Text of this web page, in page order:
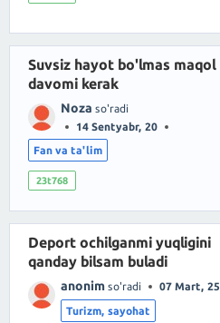
Suvsiz hayot bo'lmas maqol
davomi kerak
Noza so'radi
14 Sentyabr, 20
Fan va ta'lim
23t768
Deport ochilganmi yuqligini
qanday bilsam buladi
anonim so'radi 07 Mart, 25
Turizm, sayohat